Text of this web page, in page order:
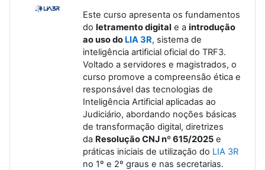
Este curso apresenta os fundamentos
do letramento digital e a introdução
ao uso do LIA 3R, sistema de
inteligência artificial oficial do TRF3.
Voltado a servidores e magistrados, o
curso promove a compreensão ética e
responsável das tecnologias de
Inteligência Artificial aplicadas ao
Judiciário, abordando noções básicas
de transformação digital, diretrizes
da Resolução CNJ nº 615/2025 e
práticas iniciais de utilização do LIA 3R
no 1º e 2º graus e nas secretarias.